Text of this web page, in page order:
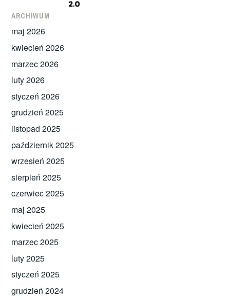
ARCHIWUM
maj 2026
kwiecień 2026
marzec 2026
luty 2026
styczeń 2026
grudzień 2025
listopad 2025
październik 2025
wrzesień 2025
sierpień 2025
czerwiec 2025
maj 2025
kwiecień 2025
marzec 2025
luty 2025
styczeń 2025
grudzień 2024